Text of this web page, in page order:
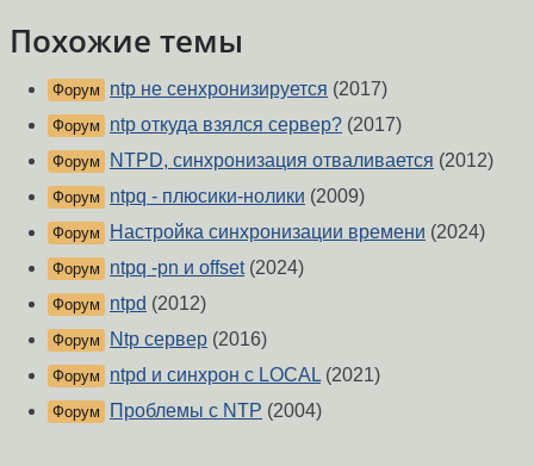
Похожие темы
Форум ntp не сенхронизируется (2017)
Форум ntp откуда взялся сервер? (2017)
Форум NTPD, синхронизация отваливается (2012)
Форум ntpq - плюсики-нолики (2009)
Форум Настройка синхронизации времени (2024)
Форум ntpq -pn и offset(2024)
Форум ntpd (2012)
Форум Ntp сервер (2016)
Форум ntpd и синхрон с LOCAL (2021)
Форум Проблемы с NTP (2004)